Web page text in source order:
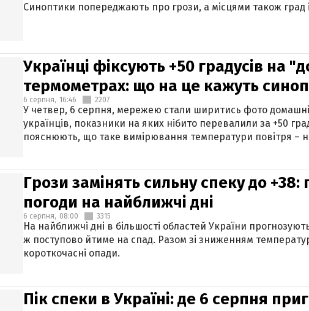
Синоптики попереджають про грози, а місцями також град
Українці фіксують +50 градусів на
термометрах: що на це кажуть
6 серпня, 16:46 2207
У четвер, 6 серпня, мережею стали ширитись фото
українців, показники на яких нібито перевалили за +50
пояснюють, що таке вимірювання температури повітря –
Грози замінять сильну спеку до +38:
погоди на найближчі дні
6 серпня, 08:00 3315
На найближчі дні в більшості областей України
ж поступово йтиме на спад. Разом зі зниженням
короткочасні опади.
Пік спеки в Україні: де 6 серпня